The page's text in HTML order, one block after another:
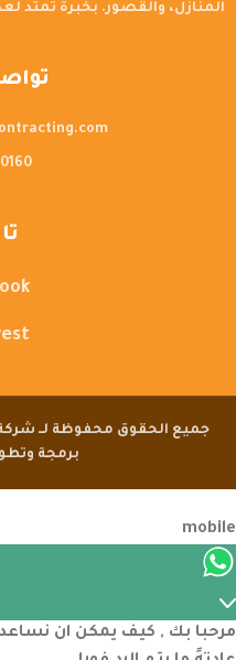
المنازل، والقصور. بخبرة تمتد
برمجة
مرحبا بك , كيف يمكن ان
عادتهً ما يتم الرد فورا
07:26